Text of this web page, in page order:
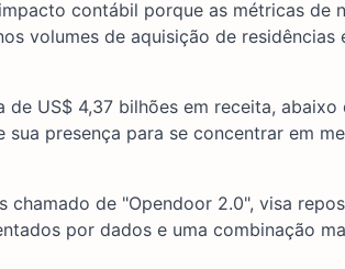
contábil porque as métricas de
volumes de aquisição de residências
US$ 4,37 bilhões em receita, abaixo
presença para se concentrar em
chamado de "Opendoor 2.0", visa
por dados e uma combinação